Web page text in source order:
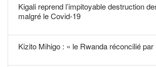
Kigali reprend l’impitoyable destruction
malgré le Covid-19
Kizito Mihigo : « le Rwanda réconcilié par